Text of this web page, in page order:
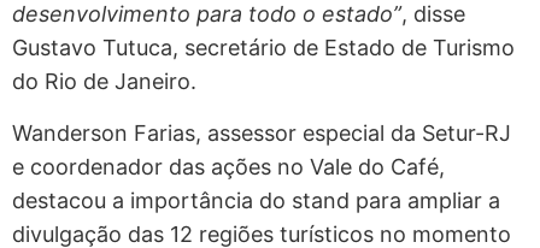
desenvolvimento para todo o estado”, disse
Gustavo Tutuca, secretário de Estado de Turismo
do Rio de Janeiro.
Wanderson Farias, assessor especial da Setur-RJ
e coordenador das ações no Vale do Café,
destacou a importância do stand para ampliar a
divulgação das 12 regiões turísticos no momento